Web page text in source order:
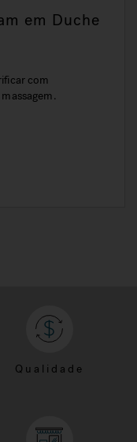
em Duche
com
Qualidade